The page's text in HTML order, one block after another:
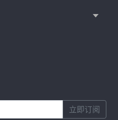
立即订阅